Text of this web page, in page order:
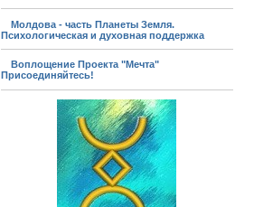
Молдова - часть Планеты Земля.
Психологическая и духовная поддержка
Воплощение Проекта "Мечта"
Присоединяйтесь!